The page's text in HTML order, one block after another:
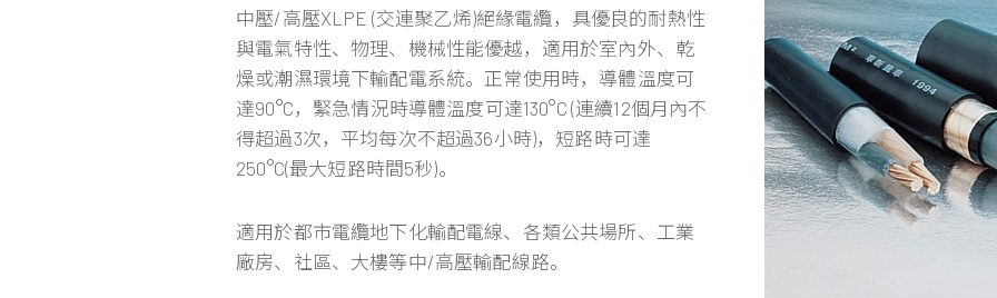
中壓/高壓XLPE (交連聚乙烯)絕緣電纜，具優良的耐熱性
與電氣特性、物理、機械性能優越，適用於室內外、乾
燥或潮濕環境下輸配電系統。正常使用時，導體溫度可
達90°C，緊急情況時導體溫度可達130°C (連續12個月內不
得超過3次，平均每次不超過36小時)，短路時可達
250°C(最大短路時間5秒)。
適用於都市電纜地下化輸配電線、各類公共場所、工業
廠房、社區、大樓等中/高壓輸配線路。